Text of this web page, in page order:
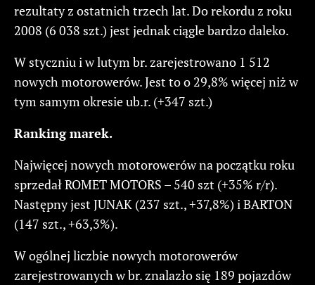
rezultaty z ostatnich trzech lat. Do rekordu z roku
2008 (6 038 szt.) jest jednak ciągle bardzo daleko.
W styczniu i w lutym br. zarejestrowano 1 512
nowych motorowerów. Jest to o 29,8% więcej niż w
tym samym okresie ub.r. (+347 szt.)
Ranking marek.
Najwięcej nowych motorowerów na początku roku
sprzedał ROMET MOTORS – 540 szt (+35% r/r).
Następny jest JUNAK (237 szt., +37,8%) i BARTON
(147 szt., +63,3%).
W ogólnej liczbie nowych motorowerów
zarejestrowanych w br. znalazło się 189 pojazdów